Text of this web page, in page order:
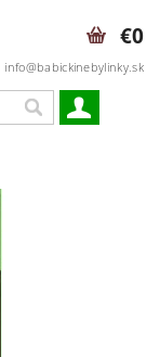
info@babickinebylinky.sk
€0